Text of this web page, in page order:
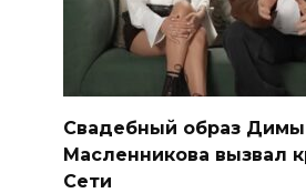
Свадебный образ Димы
Масленникова вызвал
Сети